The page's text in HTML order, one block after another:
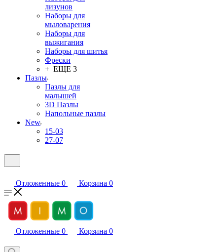
лизунов
Наборы для
мыловарения
Наборы для
выжигания
Наборы для шитья
Фрески
+ ЕЩЕ 3
Пазлы
Пазлы для
малышей
3D Пазлы
Напольные пазлы
New
15-03
27-07
Отложенные 0 Корзина 0
Отложенные 0 Корзина 0